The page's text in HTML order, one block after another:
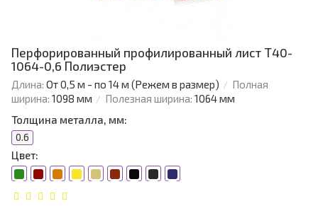
Перфорированный профилированный лист Т40-
1064-0,6 Полиэстер
Длина: От 0,5 м - по 14 м (Режем в размер)
Полная
ширина: 1098 мм Полезная ширина: 1064 мм
Толщина металла, мм:
0.6
Цвет: